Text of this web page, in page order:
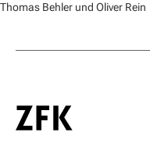
Thomas Behler und Oliver Rein